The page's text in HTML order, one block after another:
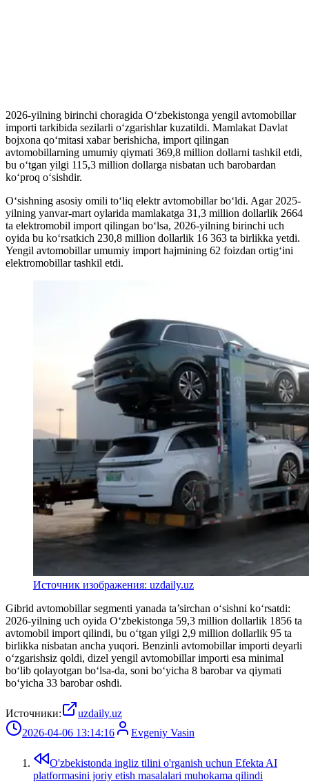
2026-yilning birinchi choragida O‘zbekistonga yengil avtomobillar
importi tarkibida sezilarli o‘zgarishlar kuzatildi. Mamlakat Davlat
bojxona qo‘mitasi xabar berishicha, import qilingan
avtomobillarning umumiy qiymati 369,8 million dollarni tashkil etdi,
bu o‘tgan yilgi 115,3 million dollarga nisbatan uch barobardan
ko‘proq o‘sishdir.
O‘sishning asosiy omili to‘liq elektr avtomobillar bo‘ldi. Agar 2025-
yilning yanvar-mart oylarida mamlakatga 31,3 million dollarlik 2664
ta elektromobil import qilingan bo‘lsa, 2026-yilning birinchi uch
oyida bu ko‘rsatkich 230,8 million dollarlik 16 363 ta birlikka yetdi.
Yengil avtomobillar umumiy import hajmining 62 foizdan ortig‘ini
elektromobillar tashkil etdi.
Источник изображения: uzdaily.uz
Gibrid avtomobillar segmenti yanada ta’sirchan o‘sishni ko‘rsatdi:
2026-yilning uch oyida O‘zbekistonga 59,3 million dollarlik 1856 ta
avtomobil import qilindi, bu o‘tgan yilgi 2,9 million dollarlik 95 ta
birlikka nisbatan ancha yuqori. Benzinli avtomobillar importi deyarli
o‘zgarishsiz qoldi, dizel yengil avtomobillar importi esa minimal
bo‘lib qolayotgan bo‘lsa-da, soni bo‘yicha 8 barobar va qiymati
bo‘yicha 33 barobar oshdi.
Источники:
uzdaily.uz
2026-04-06 13:14:16
Evgeniy Vasin
O'zbekistonda ingliz tilini o'rganish uchun Efekta AI
platformasini joriy etish masalalari muhokama qilindi